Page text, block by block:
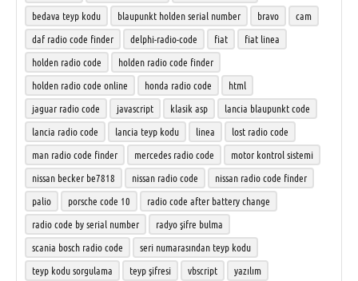
bedava teyp kodu
blaupunkt holden serial number bravo
cam
daf radio code finder
delphi-radio-code fiat
fiat linea
holden radio code
holden radio code finder
holden radio code online
honda radio code
html
jaguar radio code
javascript klasik asp
lancia blaupunkt code
lancia radio code
lancia teyp kodu linea
lost radio code
man radio code finder
mercedes radio code
motor kontrol sistemi
nissan becker be7818
nissan radio code
nissan radio code finder
palio
porsche code 10
radio code after battery change
radio code by serial number
radyo şifre bulma
scania bosch radio code
seri numarasından teyp kodu
teyp kodu sorgulama
teyp şifresi vbscript yazılım